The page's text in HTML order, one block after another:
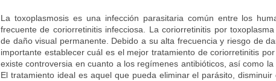
La toxoplasmosis es una infección parasitaria común entre los
frecuente de coriorretinitis infecciosa. La coriorretinitis por
de daño visual permanente. Debido a su alta frecuencia y riesgo de
importante establecer cuál es el mejor tratamiento de coriorretinitis
existe controversia en cuanto a los regímenes antibióticos, así como la
El tratamiento ideal es aquel que pueda eliminar el parásito,